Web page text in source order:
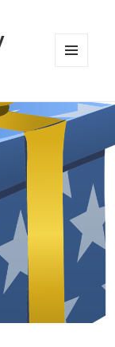
WIDGETY